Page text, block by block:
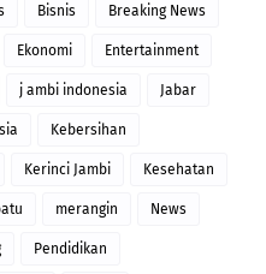
Bisnis Breaking News
Ekonomi Entertainment
j ambi indonesia Jabar
Kebersihan
Kerinci Jambi Kesehatan
merangin News
Pendidikan